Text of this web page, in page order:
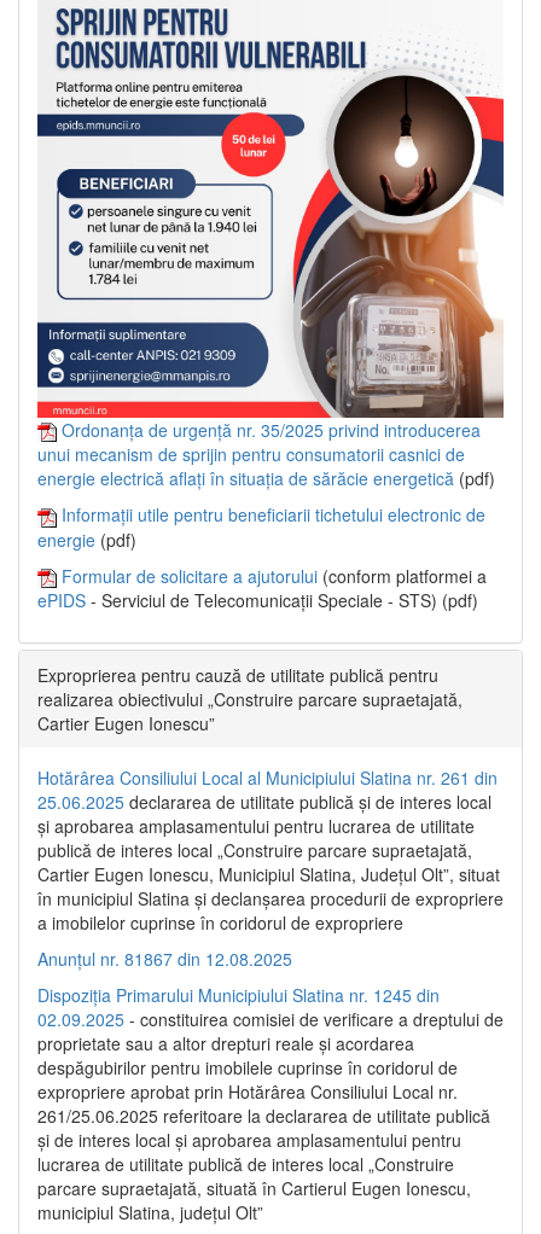
Ordonanța de urgență nr. 35/2025 privind introducerea
unui mecanism de sprijin pentru consumatorii casnici de
energie electrică aflați în situația de sărăcie energetică (pdf)
Informații utile pentru beneficiarii tichetului electronic de
energie (pdf)
Formular de solicitare a ajutorului (conform platformei a
ePIDS - Serviciul de Telecomunicații Speciale - STS) (pdf)
Exproprierea pentru cauză de utilitate publică pentru
realizarea obiectivului „Construire parcare supraetajată,
Cartier Eugen Ionescu”
Hotărârea Consiliului Local al Municipiului Slatina nr. 261 din
25.06.2025 declararea de utilitate publică și de interes local
și aprobarea amplasamentului pentru lucrarea de utilitate
publică de interes local „Construire parcare supraetajată,
Cartier Eugen Ionescu, Municipiul Slatina, Județul Olt”, situat
în municipiul Slatina și declanșarea procedurii de expropriere
a imobilelor cuprinse în coridorul de expropriere
Anunțul nr. 81867 din 12.08.2025
Dispoziția Primarului Municipiului Slatina nr. 1245 din
02.09.2025 - constituirea comisiei de verificare a dreptului de
proprietate sau a altor drepturi reale și acordarea
despăgubirilor pentru imobilele cuprinse în coridorul de
expropriere aprobat prin Hotărârea Consiliului Local nr.
261/25.06.2025 referitoare la declararea de utilitate publică
și de interes local și aprobarea amplasamentului pentru
lucrarea de utilitate publică de interes local „Construire
parcare supraetajată, situată în Cartierul Eugen Ionescu,
municipiul Slatina, județul Olt”